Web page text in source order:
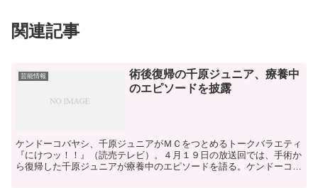
関連記事
芸能情報
術後復帰の千原ジュニア、療養中
のエピソードを披露
ケンドーコバヤシ、千原ジュニアがＭＣをつとめるトークバラエティ
『にけつッ！！』（読売テレビ）。４月１９日の放送回では、手術か
ら復帰した千原ジュニアが療養中のエピソードを語る。ケンドーコバ